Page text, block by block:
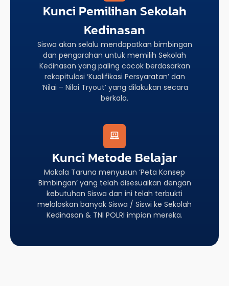
Kunci Pemilihan Sekolah
Kedinasan
Siswa akan selalu mendapatkan bimbingan
dan pengarahan untuk memilih Sekolah
Kedinasan yang paling cocok berdasarkan
rekapitulasi ‘Kualifikasi Persyaratan’ dan
‘Nilai – Nilai Tryout’ yang dilakukan secara
berkala.
Kunci Metode Belajar
Makala Taruna menyusun ‘Peta Konsep
Bimbingan’ yang telah disesuaikan dengan
kebutuhan Siswa dan ini telah terbukti
meloloskan banyak Siswa / Siswi ke Sekolah
Kedinasan & TNI POLRI impian mereka.